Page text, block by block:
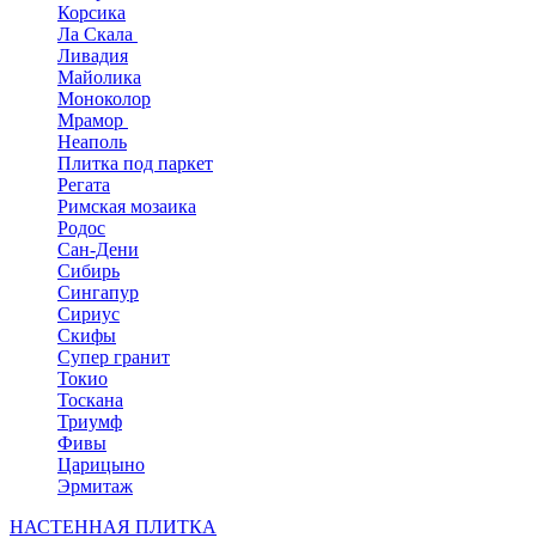
Корсика
Ла Скала
Ливадия
Майолика
Моноколор
Мрамор
Неаполь
Плитка под паркет
Регата
Римская мозаика
Родос
Сан-Дени
Сибирь
Сингапур
Сириус
Скифы
Супер гранит
Токио
Тоскана
Триумф
Фивы
Царицыно
Эрмитаж
НАСТЕННАЯ ПЛИТКА